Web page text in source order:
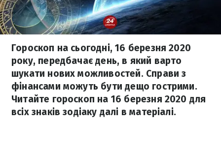
Гороскоп на сьогодні, 16 березня 2020
року, передбачає день, в який варто
шукати нових можливостей. Справи з
фінансами можуть бути дещо гострими.
Читайте гороскоп на 16 березня 2020 для
всіх знаків зодіаку далі в матеріалі.